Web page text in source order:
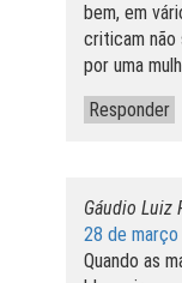
bem, em
criticam não
por uma
Responder
Gáudio Luiz
28 de
Quando as